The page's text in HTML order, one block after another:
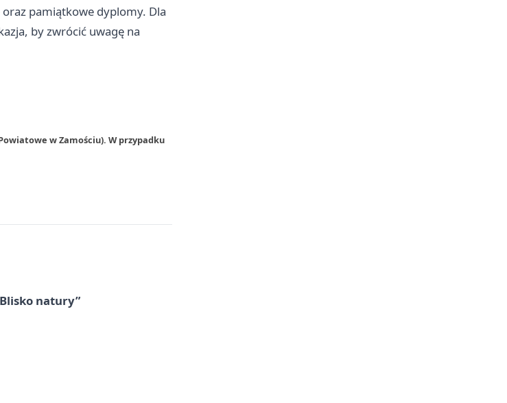
pamiątkowe dyplomy. Dla
by zwrócić uwagę na
w Zamościu). W przypadku
natury”